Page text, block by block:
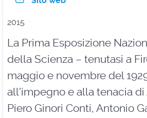
2015
La Prima Esposizione
della Scienza – tenutasi a
maggio e novembre del
all'impegno e alla tenacia di
Piero Ginori Conti, Antonio